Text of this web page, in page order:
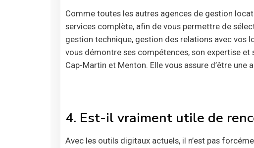
Comme toutes les autres agences de gestion
services complète, afin de vous permettre de
gestion technique, gestion des relations avec vos
vous démontre ses compétences, son expertise et
Cap-Martin et Menton. Elle vous assure d’être
4. Est-il vraiment utile de
Avec les outils digitaux actuels, il n’est pas